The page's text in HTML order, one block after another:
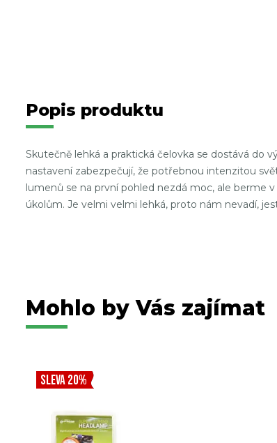
Popis produktu
Skutečně lehká a praktická čelovka se dostává do
nastavení zabezpečují, že potřebnou intenzitou
lumenů se na první pohled nezdá moc, ale berme
úkolům. Je velmi velmi lehká, proto nám nevadí,
Mohlo by Vás zajímat
SLEVA 20%